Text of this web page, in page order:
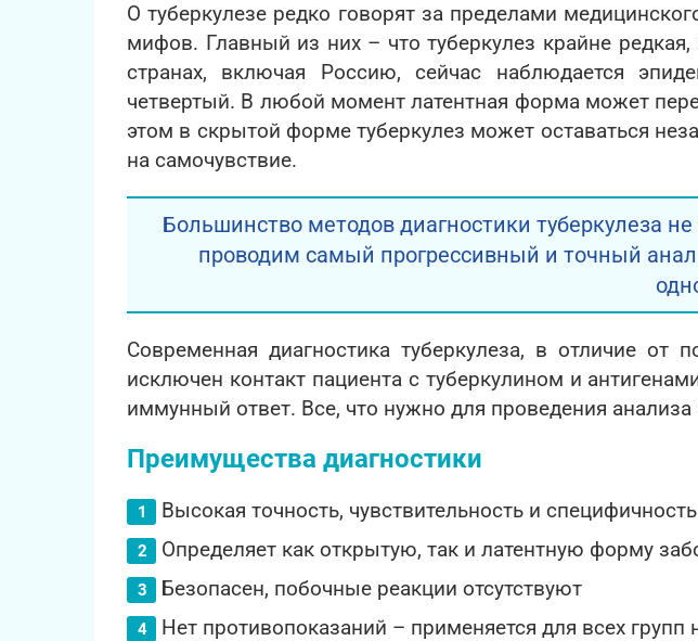
О туберкулезе редко говорят за пределами
мифов. Главный из них – что туберкулез крайне
странах, включая Россию, сейчас наблюдается
четвертый. В любой момент латентная форма может
этом в скрытой форме туберкулез может оставаться
на самочувствие.
Большинство методов диагностики туберкулеза
проводим самый прогрессивный и точный
Современная диагностика туберкулеза, в отличие
исключен контакт пациента с туберкулином и
иммунный ответ. Все, что нужно для проведения анализа
Преимущества диагностики
Высокая точность, чувствительность и
Определяет как открытую, так и латентную форму
Безопасен, побочные реакции отсутствуют
Нет противопоказаний – применяется для всех